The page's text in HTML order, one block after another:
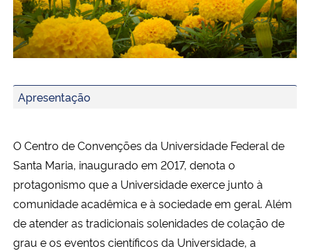
Ministério da Cidadania
Ministério da Saúde
Ministério de Minas e Energia
Ministério do Turismo
Ministério do Desenvolvimento Regional
Centro de Convenções
Agenda Integrada Centro de Convenções UFSM
Apresentação
O Centro de Convenções da Universidade Federal de
Santa Maria, inaugurado em 2017, denota o
protagonismo que a Universidade exerce junto à
comunidade acadêmica e à sociedade em geral. Além
de atender as tradicionais solenidades de colação de
grau e os eventos científicos da Universidade, a